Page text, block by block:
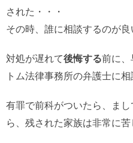
された・・・
その時、誰に相談するのが良
対処が遅れて後悔する前に、
トム法律事務所の弁護士に相
有罪で前科がついたら、ま
ら、残された家族は非常に苦